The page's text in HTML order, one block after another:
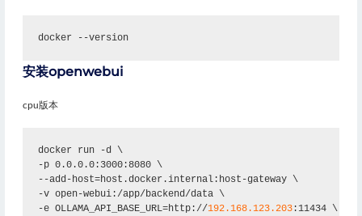
docker --version
安装openwebui
cpu版本
docker run -d \
-p 0.0.0.0:3000:8080 \
--add-host=host.docker.internal:host-gateway \
-v open-webui:/app/backend/data \
-e OLLAMA_API_BASE_URL=http://192.168.123.203 :11434 \